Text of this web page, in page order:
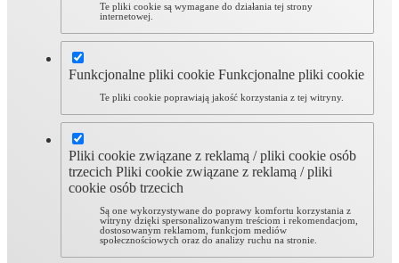
Te pliki cookie są wymagane do działania tej strony
internetowej.
Funkcjonalne pliki cookie Funkcjonalne pliki cookie
Te pliki cookie poprawiają jakość korzystania z tej witryny.
Pliki cookie związane z reklamą / pliki cookie osób
trzecich Pliki cookie związane z reklamą / pliki
cookie osób trzecich
Są one wykorzystywane do poprawy komfortu korzystania z
witryny dzięki spersonalizowanym treściom i rekomendacjom,
dostosowanym reklamom, funkcjom mediów
społecznościowych oraz do analizy ruchu na stronie.